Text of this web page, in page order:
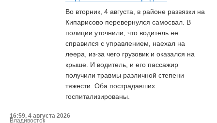
Во вторник, 4 августа, в районе развязки на
Кипарисово перевернулся самосвал. В
полиции уточнили, что водитель не
справился с управлением, наехал на
леера, из-за чего грузовик и оказался на
крыше. И водитель, и его пассажир
получили травмы различной степени
тяжести. Оба пострадавших
госпитализированы.
16:59, 4 августа 2026
Владивосток